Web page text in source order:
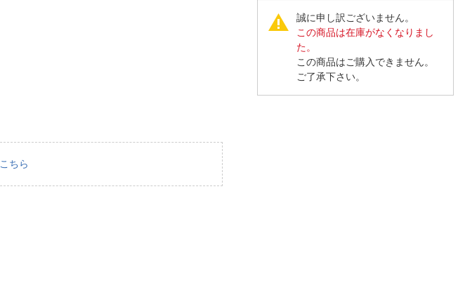
こちら
誠に申し訳ございません。
この商品は在庫がなくなりまし
た。
この商品はご購入できません。
ご了承下さい。